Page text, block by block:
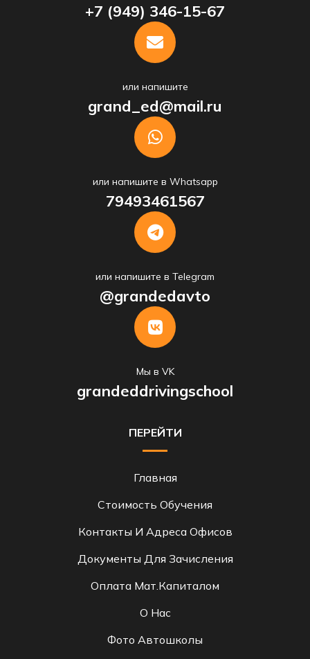
+7 (949) 346-15-67
или напишите
grand_ed@mail.ru
или напишите в Whatsapp
79493461567
или напишите в Telegram
@grandedavto
Мы в VK
grandeddrivingschool
ПЕРЕЙТИ
Главная
Стоимость Обучения
Контакты И Адреса Офисов
Документы Для Зачисления
Оплата Мат.капиталом
О Нас
Фото Автошколы